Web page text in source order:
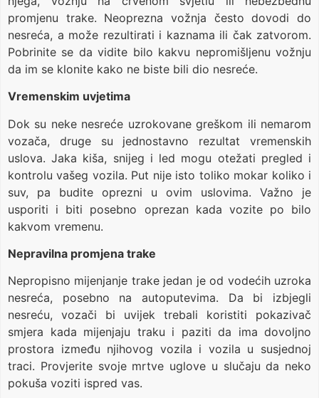
promjenu trake. Neoprezna vožnja često dovodi do
nesreća, a može rezultirati i kaznama ili čak zatvorom.
Pobrinite se da vidite bilo kakvu nepromišljenu vožnju
da im se klonite kako ne biste bili dio nesreće.
Vremenskim uvjetima
Dok su neke nesreće uzrokovane greškom ili nemarom
vozača, druge su jednostavno rezultat vremenskih
uslova. Jaka kiša, snijeg i led mogu otežati pregled i
kontrolu vašeg vozila. Put nije isto toliko mokar koliko i
suv, pa budite oprezni u ovim uslovima. Važno je
usporiti i biti posebno oprezan kada vozite po bilo
kakvom vremenu.
Nepravilna promjena trake
Nepropisno mijenjanje trake jedan je od vodećih uzroka
nesreća, posebno na autoputevima. Da bi izbjegli
nesreću, vozači bi uvijek trebali koristiti pokazivač
smjera kada mijenjaju traku i paziti da ima dovoljno
prostora između njihovog vozila i vozila u susjednoj
traci. Provjerite svoje mrtve uglove u slučaju da neko
pokuša voziti ispred vas.